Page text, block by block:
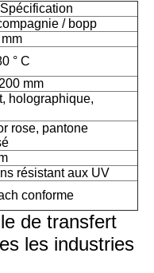
Spécification
/ bopp
° C
mm
holographique,
rose, pantone
résistant aux UV
conforme
de transfert
les industries